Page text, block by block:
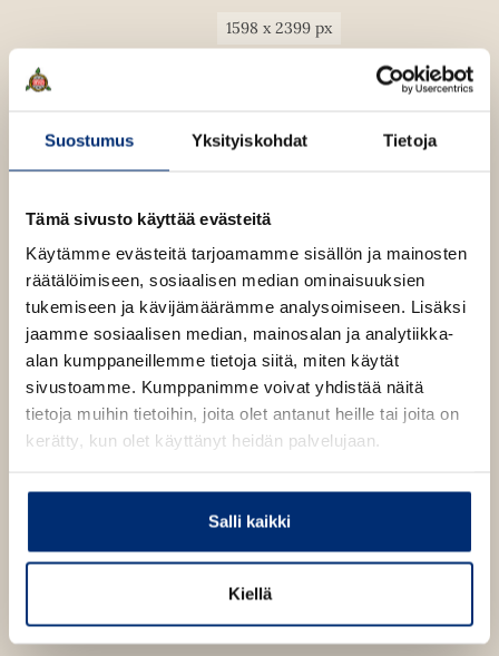
Suostumus Yksityiskohdat Tietoja
Tämä sivusto käyttää evästeitä
Käytämme evästeitä tarjoamamme sisällön ja mainosten
räätälöimiseen, sosiaalisen median ominaisuuksien
tukemiseen ja kävijämäärämme analysoimiseen. Lisäksi
jaamme sosiaalisen median, mainosalan ja analytiikka-
alan kumppaneillemme tietoja siitä, miten käytät
sivustoamme. Kumppanimme voivat yhdistää näitä
tietoja muihin tietoihin, joita olet antanut heille tai joita on
kerätty, kun olet käyttänyt heidän palvelujaan.
Salli kaikki
Kiellä
1598x2399px
s
i
n
w